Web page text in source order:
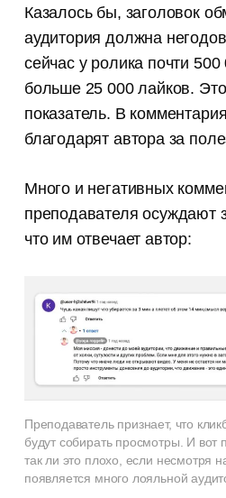
Казалось бы, заголовок
аудитория должна
сейчас у ролика почти
больше 25 000 лайков.
показатель. В
благодарят автора за
Много и негативных
преподавателя осуждают
что им отвечает автор:
Преподаватель признает, что
будут собирать просмотры. И вот
так ли это плохо, если несмотря
появляется много лояльной